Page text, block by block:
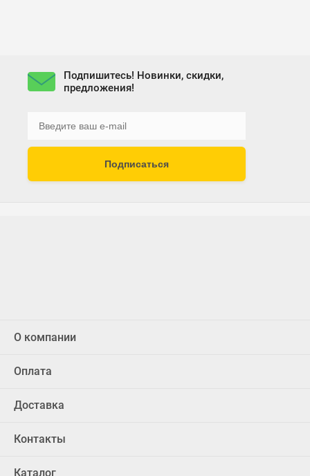
Подпишитесь! Новинки, скидки,
предложения!
Подписаться
О компании
Оплата
Доставка
Контакты
Каталог